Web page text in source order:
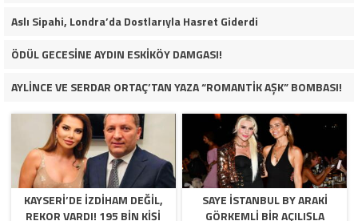
Aslı Sipahi, Londra’da Dostlarıyla Hasret Giderdi
ÖDÜL GECESİNE AYDIN ESKİKÖY DAMGASI!
AYLİNCE VE SERDAR ORTAÇ’TAN YAZA “ROMANTİK AŞK” BOMBASI!
KAYSERİ’DE İZDİHAM DEĞİL,
REKOR VARDI! 195 BİN KİŞİ
SAYE İSTANBUL BY ARAKİ
GÖRKEMLİ BİR AÇILIŞLA